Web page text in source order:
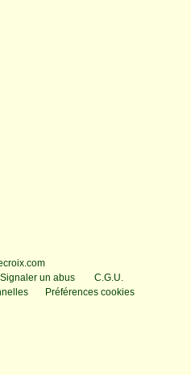
Signaler un abus
C.G.U.
Préférences cookies